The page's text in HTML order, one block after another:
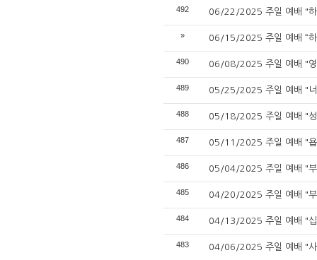
492 06/22/2025 주일 예배 "하
» 06/15/2025 주일 예배 “하
490 06/08/2025 주일 예배 "영
489 05/25/2025 주일 예배 "너
488 05/18/2025 주일 예배 "성
487 05/11/2025 주일 예배 "욥
486 05/04/2025 주일 예배 "부
485 04/20/2025 주일 예배 "부
484 04/13/2025 주일 예배 "십
483 04/06/2025 주일 예배 "사